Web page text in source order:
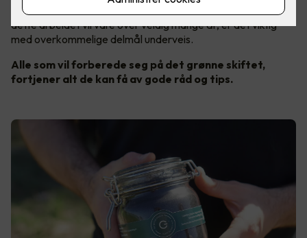
Godt bærekraftsarbeid er avhengig av konkrete mål. Fordi
dette arbeidet vil vare over veldig mange år, er det viktig
med overkommelige delmål underveis.
Alle som vil forberede seg på det grønne skiftet,
fortjener alt de kan få av gode råd og tips.